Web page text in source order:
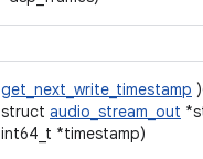
get_next_write_timestamp
struct audio_stream_out
int64_t *timestamp)